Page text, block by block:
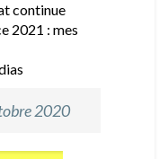
continue
2021 : mes
2020